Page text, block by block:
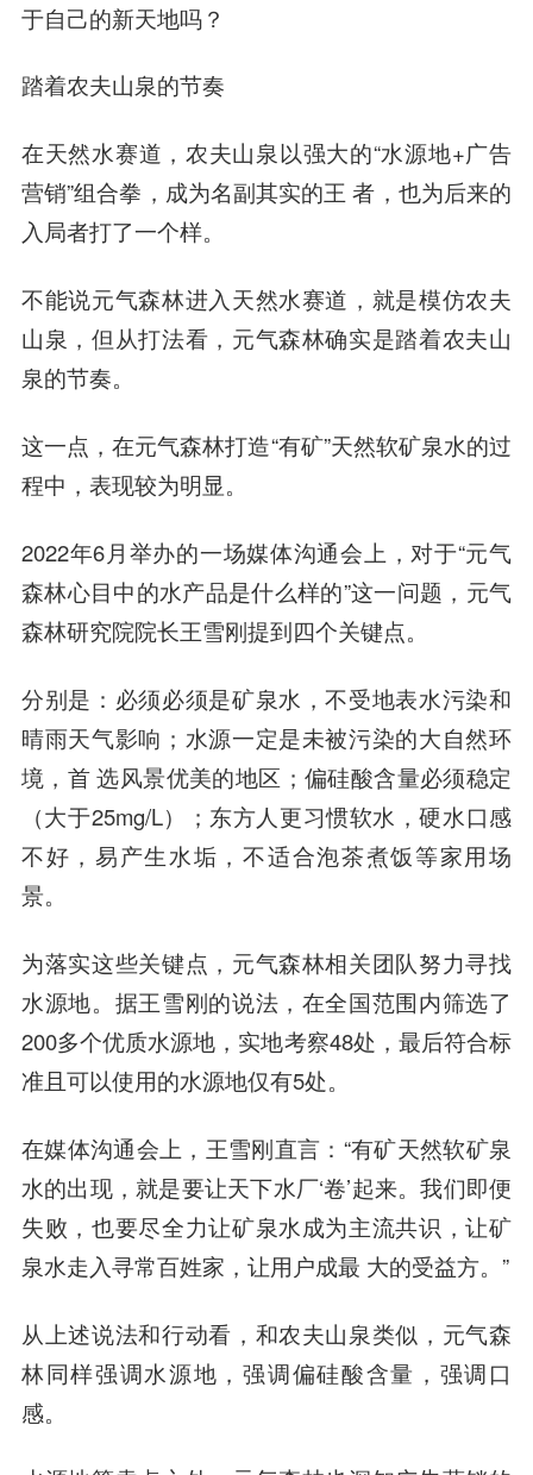
于自己的新天地吗？
踏着农夫山泉的节奏
在天然水赛道，农夫山泉以强大的“水源地+广告
营销”组合拳，成为名副其实的王 者，也为后来的
入局者打了一个样。
不能说元气森林进入天然水赛道，就是模仿农夫
山泉，但从打法看，元气森林确实是踏着农夫山
泉的节奏。
这一点，在元气森林打造“有矿”天然软矿泉水的过
程中，表现较为明显。
2022年6月举办的一场媒体沟通会上，对于“元气
森林心目中的水产品是什么样的”这一问题，元气
森林研究院院长王雪刚提到四个关键点。
分别是：必须必须是矿泉水，不受地表水污染和
晴雨天气影响；水源一定是未被污染的大自然环
境，首 选风景优美的地区；偏硅酸含量必须稳定
（大于25mg/L）；东方人更习惯软水，硬水口感
不好，易产生水垢，不适合泡茶煮饭等家用场
景。
为落实这些关键点，元气森林相关团队努力寻找
水源地。据王雪刚的说法，在全国范围内筛选了
200多个优质水源地，实地考察48处，最后符合标
准且可以使用的水源地仅有5处。
在媒体沟通会上，王雪刚直言：“有矿天然软矿泉
水的出现，就是要让天下水厂‘卷’起来。我们即便
失败，也要尽全力让矿泉水成为主流共识，让矿
泉水走入寻常百姓家，让用户成最 大的受益方。”
从上述说法和行动看，和农夫山泉类似，元气森
林同样强调水源地，强调偏硅酸含量，强调口
感。